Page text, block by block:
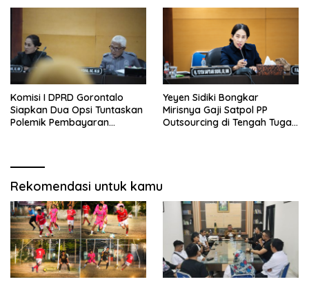
Komisi I DPRD Gorontalo
Siapkan Dua Opsi Tuntaskan
Polemik Pembayaran
Yeyen Sidiki Bongkar
Mirisnya Gaji Satpol PP
Outsourcing di Tengah Tugas
Rekomendasi untuk kamu